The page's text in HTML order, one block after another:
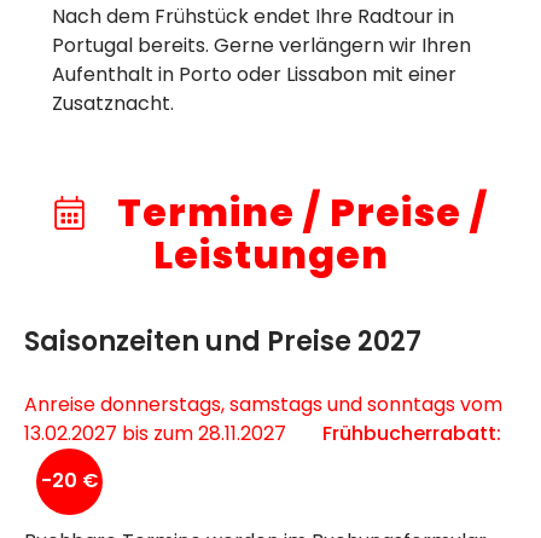
Nach dem Frühstück endet Ihre Radtour in
Portugal bereits. Gerne verlängern wir Ihren
Aufenthalt in Porto oder Lissabon mit einer
Zusatznacht.
Termine / Preise /
Leistungen
Saisonzeiten und Preise 2027
Anreise donnerstags, samstags und sonntags vom
13.02.2027 bis zum 28.11.2027
Frühbucherrabatt:
-20 €